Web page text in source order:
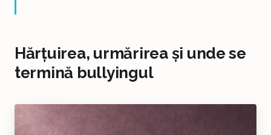
Hărțuirea, urmărirea și unde se
termină bullyingul